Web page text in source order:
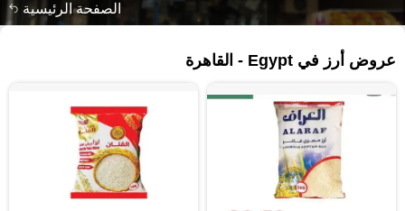
الصفحة الرئيسية
عروض أرز في Egypt - القاهرة